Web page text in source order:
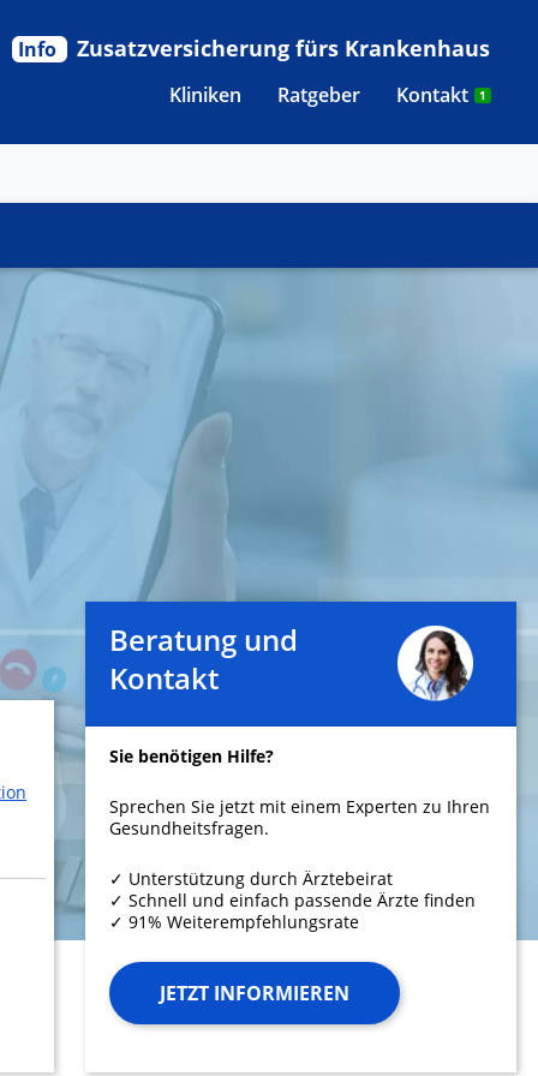
Kliniken Ratgeber Kontakt 1
Info Zusatzversicherung fürs Krankenhaus
Beratung und
Kontakt
Sie benötigen Hilfe?
Sprechen Sie jetzt mit einem Experten zu Ihren
Gesundheitsfragen.
✓ Unterstützung durch Ärztebeirat
✓ Schnell und einfach passende Ärzte finden
✓ 91% Weiterempfehlungsrate
JETZT INFORMIEREN